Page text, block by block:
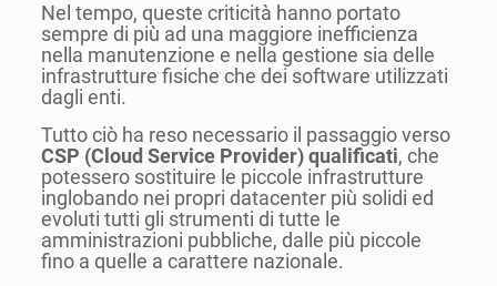
Nel tempo, queste criticità hanno portato
sempre di più ad una maggiore inefficienza
nella manutenzione e nella gestione sia delle
infrastrutture fisiche che dei software utilizzati
dagli enti.
Tutto ciò ha reso necessario il passaggio verso
CSP (Cloud Service Provider)qualificati, che
potessero sostituire le piccole infrastrutture
inglobando nei propri datacenter più solidi ed
evoluti tutti gli strumenti di tutte le
amministrazioni pubbliche, dalle più piccole
fino a quelle a carattere nazionale.